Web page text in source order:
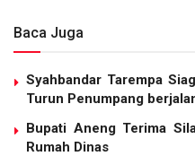
Baca Juga
Syahbandar Tarempa
Turun Penumpang
Bupati Aneng Terima
Rumah Dinas